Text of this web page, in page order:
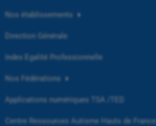
Nos établissements
Direction Générale
Index Egalité Professionnelle
Nos Fédérations
Applications numériques TSA /TED
Centre Ressources Autisme Hauts de France